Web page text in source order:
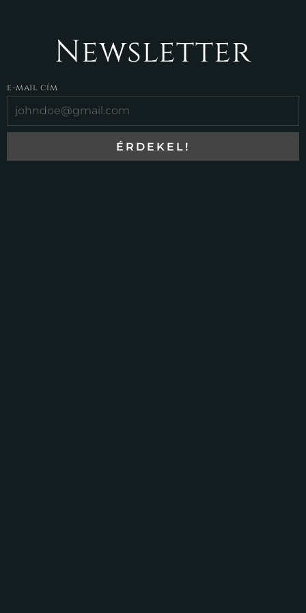
Newsletter
e-mail cím